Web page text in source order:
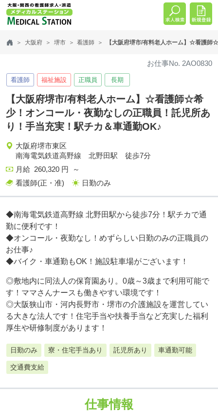
大阪府 堺市 看護師 【大阪府堺市/有料老人ホーム】☆看護師
お仕事No. 2AO0830
看護師 福祉施設 正職員 長期
【大阪府堺市/有料老人ホーム】☆看護師☆希
少！オンコール・夜勤なしの正職員！託児所あ
り！手当充実！駅チカ＆車通勤OK♪
大阪府堺市東区
南海電気鉄道高野線 北野田駅 徒歩7分
月給 260,320 円 ～
看護師(正・准)
日勤のみ
◆南海電気鉄道高野線 北野田駅から徒歩7分！駅チカで通
勤に便利です！
◆オンコール・夜勤なし！めずらしい日勤のみの正職員の
お仕事♪
◆バイク・車通勤もOK！施設駐車場がございます！
◎敷地内に同法人の保育園あり。0歳～3歳まで利用可能で
す！ママさんナースも働きやすい環境です！
◎大阪狭山市・河内長野市・堺市の介護施設を運営してい
る大きな法人です！住宅手当や扶養手当など充実した福利
厚生や研修制度があります！
日勤のみ 寮・住宅手当あり 託児所あり 車通勤可能
交通費支給
仕事情報